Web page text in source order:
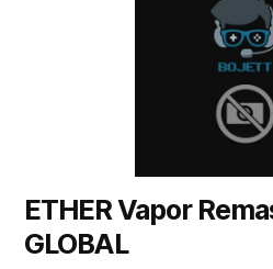
ETHER Vapor
GLOBAL